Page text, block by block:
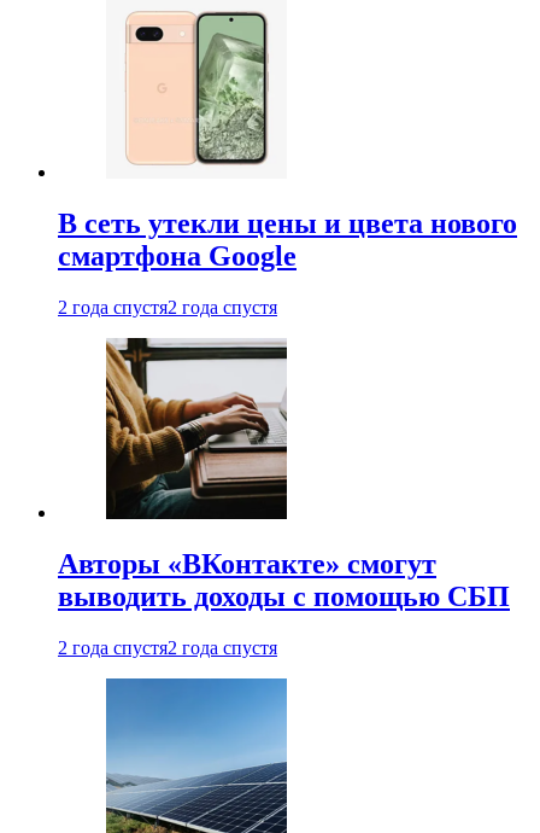
В сеть утекли цены и цвета нового
смартфона Google
2 года спустя2 года спустя
Авторы «ВКонтакте» смогут
выводить доходы с помощью СБП
2 года спустя2 года спустя